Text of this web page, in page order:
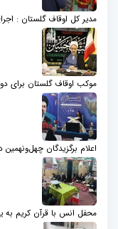
مدیر کل اوقاف گلستان :
موکب اوقاف گلستان برای
اعلام برگزیدگان
محفل انس با قرآن کریم به